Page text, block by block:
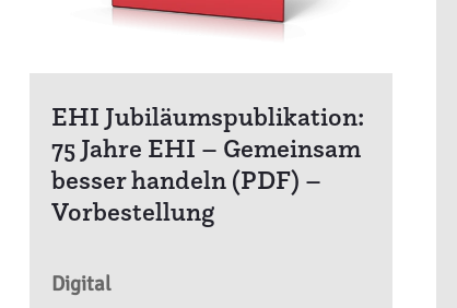
EHI Jubiläumspublikation:
75 Jahre EHI – Gemeinsam
besser handeln (PDF) –
Vorbestellung
Digital